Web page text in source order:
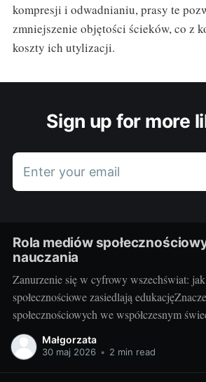
kompresji i odwadnianiu, prasy te
zmniejszenie objętości ścieków, co z
koszty ich utylizacji.
Sign up for more
Enter your email
Rola mediów
nauczania
Zanurzenie się w cyfrowy wszechświat:
społecznościowe zasiedlają
społecznościowych we współczesnym
przecenić. Facebook, Instagram, Twitter,
wiele innych platform stało się nieodłączną
Małgorzata
30 maj 2026 • 2 min read